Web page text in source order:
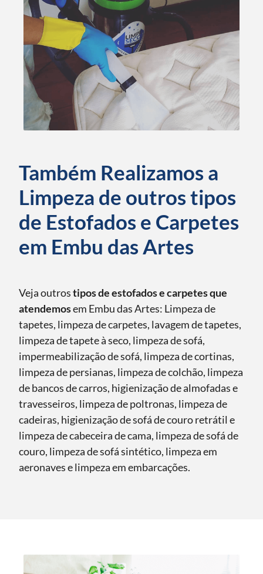
Também Realizamos a
Limpeza de outros tipos
de Estofados e Carpetes
em Embu das Artes
Veja outrostipos de estofados e carpetes que
atendemosem Embu das Artes: Limpeza de
tapetes, limpeza de carpetes, lavagem de tapetes,
limpeza de tapete à seco, limpeza de sofá,
impermeabilização de sofá, limpeza de cortinas,
limpeza de persianas, limpeza de colchão, limpeza
de bancos de carros, higienização de almofadas e
travesseiros, limpeza de poltronas, limpeza de
cadeiras, higienização de sofá de couro retrátil e
limpeza de cabeceira de cama, limpeza de sofá de
couro, limpeza de sofá sintético, limpeza em
aeronaves e limpeza em embarcações.